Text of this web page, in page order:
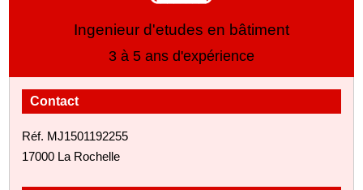
Ingenieur d'etudes en bâtiment
3 à 5 ans d'expérience
Contact
Réf. MJ1501192255
17000 La Rochelle